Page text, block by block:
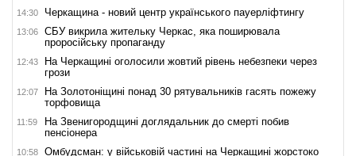
14:30 Черкащина - новий центр українського пауерліфтингу
13:06
СБУ викрила жительку Черкас, яка поширювала
проросійську пропаганду
12:43
На Черкащині оголосили жовтий рівень небезпеки через
грози
12:07
На Золотоніщині понад 30 рятувальників гасять пожежу
торфовища
11:59
На Звенигородщині доглядальник до смерті побив
пенсіонера
10:58
Омбудсман: у військовій частині на Черкащині жорстоко